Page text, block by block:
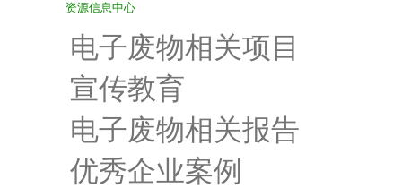
资源信息中心
电子废物相关项目
宣传教育
电子废物相关报告
优秀企业案例